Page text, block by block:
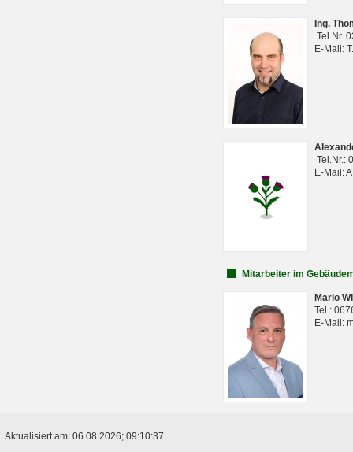
Ing.
Tel.Nr.
E-Mail:
Tel.Nr.:
E-Mail:
Mitarbeiter im
Mario
Tel.:
E-Mail:
Aktualisiert am: 06.08.2026; 09:10:37